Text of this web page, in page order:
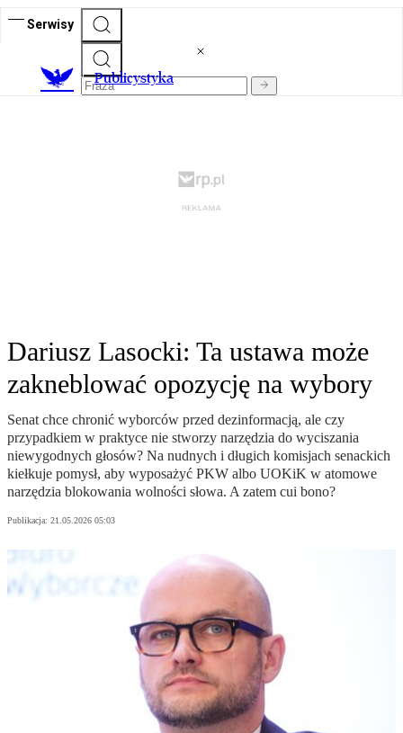
Serwisy
Publicystyka
Dariusz Lasocki: Ta ustawa może
zakneblować opozycję na wybory
Senat chce chronić wyborców przed dezinformacją, ale czy
przypadkiem w praktyce nie stworzy narzędzia do wyciszania
niewygodnych głosów? Na nudnych i długich komisjach senackich
kiełkuje pomysł, aby wyposażyć PKW albo UOKiK w atomowe
narzędzia blokowania wolności słowa. A zatem cui bono?
Publikacja: 21.05.2026 05:03